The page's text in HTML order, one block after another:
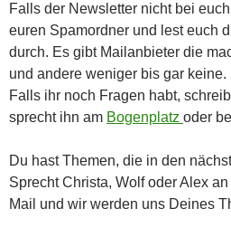
Falls der Newsletter nicht bei
euren Spamordner und lest euch
durch. Es gibt Mailanbieter die
und andere weniger bis gar keine.
Falls ihr noch Fragen habt,
sprecht ihn am Bogenplatz oder
Du hast Themen, die in den
Sprecht Christa, Wolf oder Alex
Mail und wir werden uns Deines